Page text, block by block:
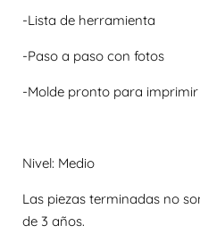
-Lista de herramienta
-Paso a paso con fotos
-Molde pronto para
Nivel: Medio
Las piezas terminadas no
de 3 años.